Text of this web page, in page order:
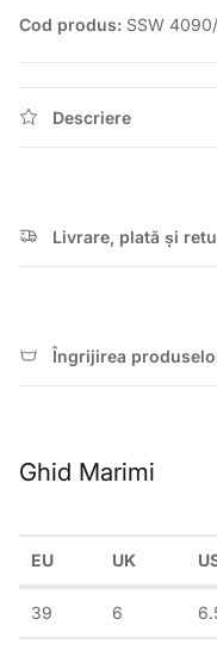
Cod produs: SSW
Descriere
Livrare, plată și
Îngrijirea
Ghid Marimi
EU UK
39 6